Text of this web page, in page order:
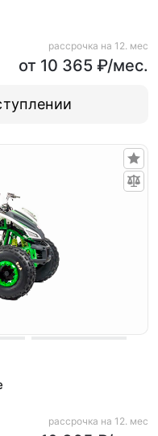
рассрочка на 12. мес
от 10 365 ₽/мес.
рассрочка на 12. мес